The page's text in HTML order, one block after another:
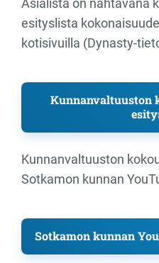
Asialista on nähtävänä
esityslista
kotisivuilla (Dynasty-
Kunnanvaltuuston
Kunnanvaltuuston
Sotkamon kunnan
Sotkamon kunnan